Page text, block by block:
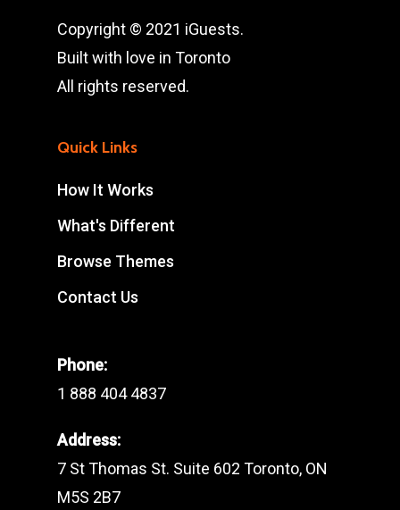
Copyright © 2021 iGuests.
Built with love in Toronto
All rights reserved.
Quick Links
How It Works
What's Different
Browse Themes
Contact Us
Phone:
1 888 404 4837
Address:
7 St Thomas St. Suite 602 Toronto, ON
M5S 2B7